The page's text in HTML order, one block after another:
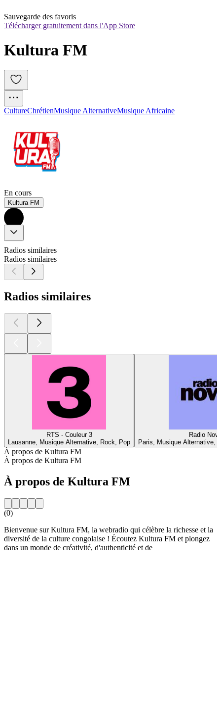
Sauvegarde des favoris
Télécharger gratuitement dans l'App Store
Kultura FM
CultureChrétienMusique AlternativeMusique Africaine
En cours
Kultura FM
Radios similaires
Radios similaires
Radios similaires
RTS - Couleur 3
Lausanne, Musique Alternative, Rock, Pop
Radio
Paris, Musique Alternative,
À propos de Kultura FM
À propos de Kultura FM
À propos de Kultura FM
(0)
Bienvenue sur Kultura FM, la webradio qui célèbre la richesse et la
diversité de la culture congolaise ! Écoutez Kultura FM et plongez
dans un monde de créativité, d'authenticité et de